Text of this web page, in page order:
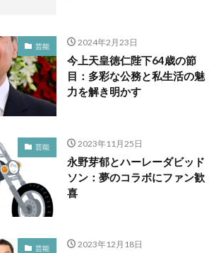
芸能 2024年2月23日
今上天皇徳仁陛下64歳の節
目：多彩な公務と私生活の魅
力を解き明かす
芸能 2023年11月25日
永野芽郁とハーレーダビッド
ソン：夢のコラボにファン歓
喜
芸能 2023年12月18日